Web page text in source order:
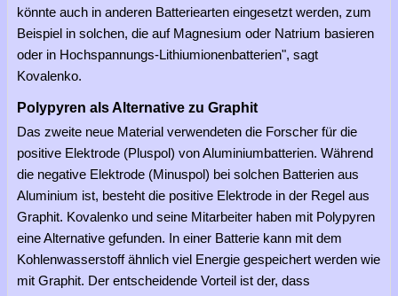
könnte auch in anderen Batteriearten eingesetzt werden, zum
Beispiel in solchen, die auf Magnesium oder Natrium basieren
oder in Hochspannungs-Lithiumionenbatterien", sagt
Kovalenko.
Polypyren als Alternative zu Graphit
Das zweite neue Material verwendeten die Forscher für die
positive Elektrode (Pluspol) von Aluminiumbatterien. Während
die negative Elektrode (Minuspol) bei solchen Batterien aus
Aluminium ist, besteht die positive Elektrode in der Regel aus
Graphit. Kovalenko und seine Mitarbeiter haben mit Polypyren
eine Alternative gefunden. In einer Batterie kann mit dem
Kohlenwasserstoff ähnlich viel Energie gespeichert werden wie
mit Graphit. Der entscheidende Vorteil ist der, dass